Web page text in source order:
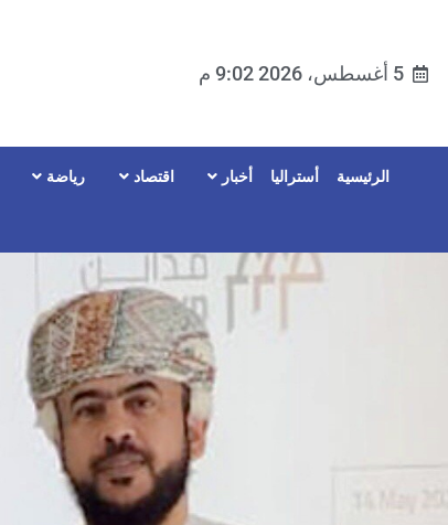
5 أغسطس، 2026 9:02 م
الرئيسية أستراليا أخبار اقتصاد رياضة